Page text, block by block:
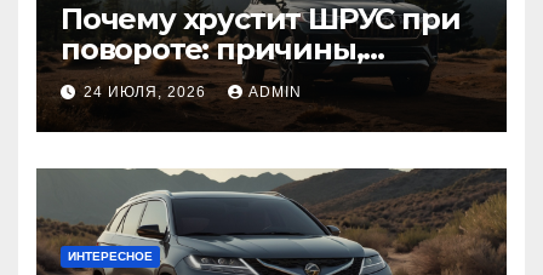
Почему хрустит ШРУС при
повороте: причины,
диагностика
24 ИЮЛЯ, 2026 ADMIN
ИНТЕРЕСНОЕ